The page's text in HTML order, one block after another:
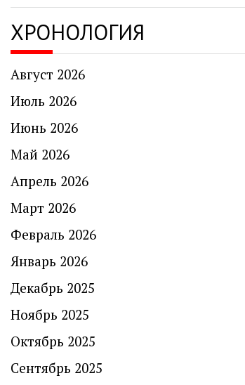
ХРОНОЛОГИЯ
Август 2026
Июль 2026
Июнь 2026
Май 2026
Апрель 2026
Март 2026
Февраль 2026
Январь 2026
Декабрь 2025
Ноябрь 2025
Октябрь 2025
Сентябрь 2025